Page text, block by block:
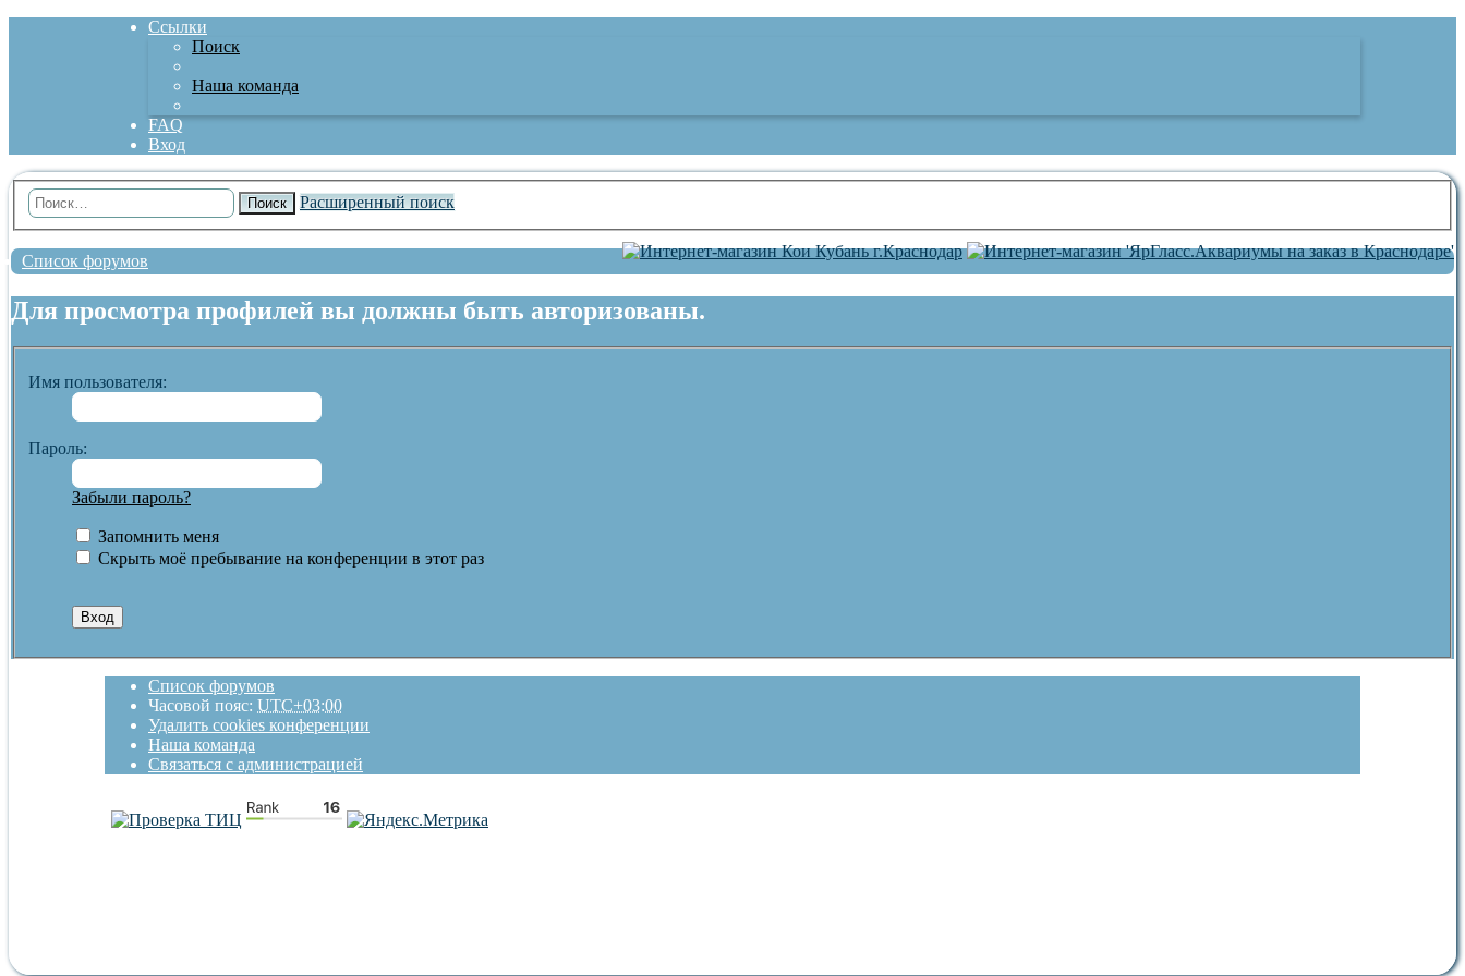
Ссылки
Поиск
Наша команда
FAQ
Вход
Поиск Расширенный поиск
Список форумов
Для просмотра профилей вы должны быть авторизованы.
Имя пользователя:
Пароль:
Забыли пароль?
Запомнить меня
Скрыть моё пребывание на конференции в этот раз
Список форумов
Часовой пояс: UTC+03:00
Удалить cookies конференции
Наша команда
Связаться с администрацией